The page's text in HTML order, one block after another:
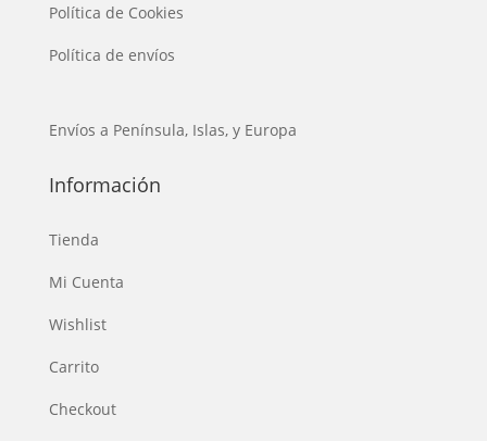
Política de Cookies
Política de envíos
Envíos a Península, Islas, y Europa
Información
Tienda
Mi Cuenta
Wishlist
Carrito
Checkout